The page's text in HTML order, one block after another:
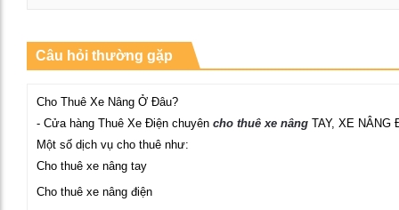
Câu hỏi thường gặp
Cho Thuê Xe Nâng Ở Đâu?
- Cửa hàng Thuê Xe Điện chuyên cho thuê xe nâng TAY, XE NÂNG
Một số dịch vụ cho thuê như:
Cho thuê xe nâng tay
Cho thuê xe nâng điện